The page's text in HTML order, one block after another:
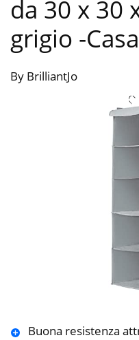
da 30 x 30
grigio -
By BrilliantJo
Buona resistenza